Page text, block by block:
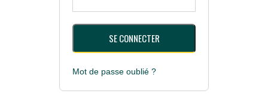
Mot de passe oublié ?